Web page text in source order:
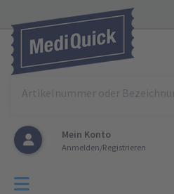
Mein Konto
Anmelden/Registrieren